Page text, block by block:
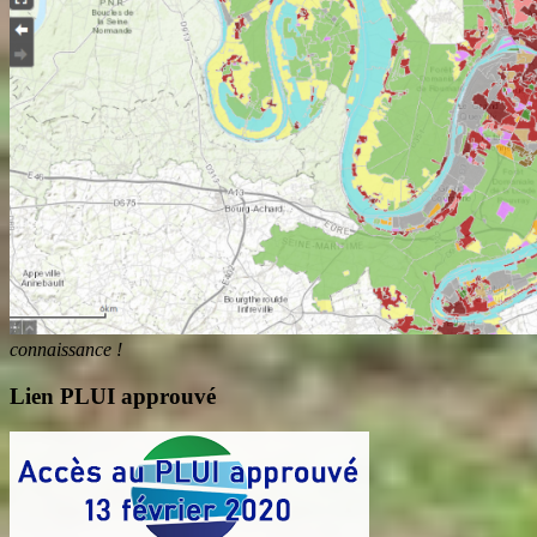
connaissance !
Lien PLUI approuvé